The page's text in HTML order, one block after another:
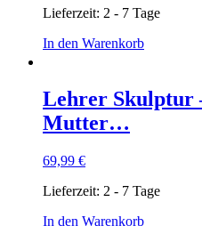
Lieferzeit: 2 - 7 Tage
In den Warenkorb
Lehrer Skulptur
Mutter…
69,99 €
Lieferzeit: 2 - 7 Tage
In den Warenkorb